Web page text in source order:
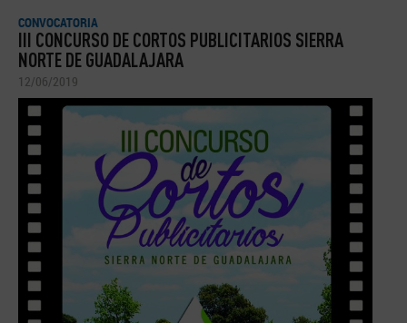
CONVOCATORIA
III CONCURSO DE CORTOS PUBLICITARIOS SIERRA
NORTE DE GUADALAJARA
12/06/2019